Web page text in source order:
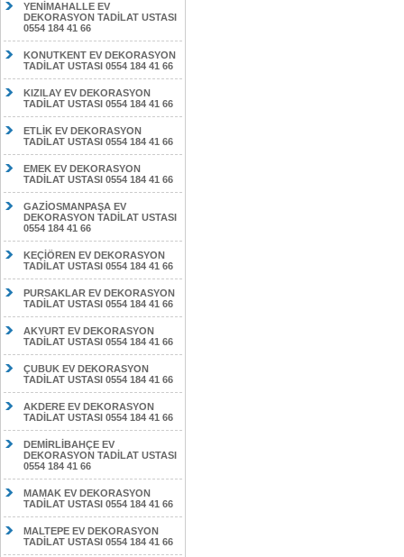
YENİMAHALLE EV
DEKORASYON TADİLAT USTASI
0554 184 41 66
KONUTKENT EV DEKORASYON
TADİLAT USTASI 0554 184 41 66
KIZILAY EV DEKORASYON
TADİLAT USTASI 0554 184 41 66
ETLİK EV DEKORASYON
TADİLAT USTASI 0554 184 41 66
EMEK EV DEKORASYON
TADİLAT USTASI 0554 184 41 66
GAZİOSMANPAŞA EV
DEKORASYON TADİLAT USTASI
0554 184 41 66
KEÇİÖREN EV DEKORASYON
TADİLAT USTASI 0554 184 41 66
PURSAKLAR EV DEKORASYON
TADİLAT USTASI 0554 184 41 66
AKYURT EV DEKORASYON
TADİLAT USTASI 0554 184 41 66
ÇUBUK EV DEKORASYON
TADİLAT USTASI 0554 184 41 66
AKDERE EV DEKORASYON
TADİLAT USTASI 0554 184 41 66
DEMİRLİBAHÇE EV
DEKORASYON TADİLAT USTASI
0554 184 41 66
MAMAK EV DEKORASYON
TADİLAT USTASI 0554 184 41 66
MALTEPE EV DEKORASYON
TADİLAT USTASI 0554 184 41 66